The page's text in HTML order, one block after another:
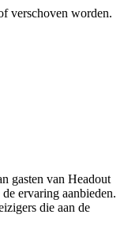
verschoven worden.
gasten van Headout
ervaring aanbieden.
die aan de